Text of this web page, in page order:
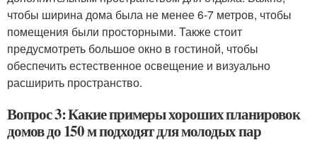
чтобы ширина дома была не менее 6-7 метров, чтобы
помещения были просторными. Также стоит
предусмотреть большое окно в гостиной, чтобы
обеспечить естественное освещение и визуально
расширить пространство.
Вопрос 3: Какие примеры хороших планировок
домов до 150 м подходят для молодых пар